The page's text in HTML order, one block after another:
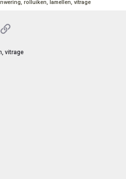
rolluiken, lamellen, vitrage
Link
vitrage